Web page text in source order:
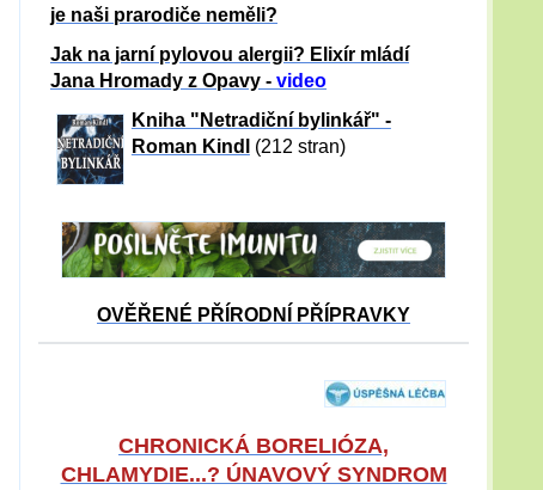
je naši prarodiče neměli?
Jak na jarní pylovou alergii? Elixír mládí
Jana Hromady z Opavy - video
Kniha "Netradiční bylinkář" -
Roman Kindl
(212 stran)
OVĚŘENÉ PŘÍRODNÍ PŘÍPRAVKY
CHRONICKÁ BORELIÓZA,
CHLAMYDIE...? ÚNAVOVÝ SYNDROM